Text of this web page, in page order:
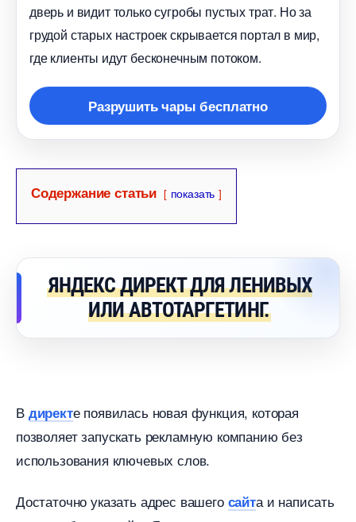
дверь и видит только сугробы пустых трат. Но за
рудой старых настроек скрывается портал в мир,
де клиенты идут бесконечным потоком.
Разрушить чары бесплатно
Содержание статьи показать
ЯНДЕКС ДИРЕКТ ДЛЯ ЛЕНИВЫХ
ИЛИ АВТОТАРГЕТИНГ.
директе появилась новая функция, которая
позволяет запускать рекламную компанию без
использования ключевых слов.
Достаточно указать адрес вашего сайта и написать